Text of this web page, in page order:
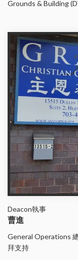
Grounds & Building
Deacon執事
曹進
General Operations
拜支持